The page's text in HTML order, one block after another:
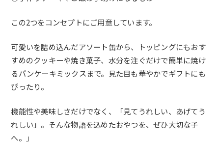
この2つをコンセプトにご用意しています。
可愛いを詰め込んだアソート缶から、
トッピングにもおす
すめのクッキーや焼き菓子、 水分を注ぐだけで簡単に焼け
るパンケーキミックスまで。 見た目も華やかでギフトにも
ぴったり。
機能性や美味しさだけでなく、「見てうれしい、あげてう
れしい」 。そんな物語を込めたおやつを、ぜひ大切な子
へ。」